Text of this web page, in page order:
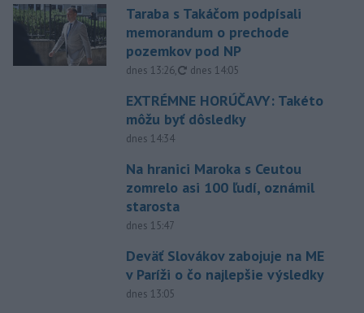
Taraba s Takáčom podpísali
memorandum o prechode
pozemkov pod NP
dnes 13:26, aktualizované
dnes 14:05
EXTRÉMNE HORÚČAVY: Takéto
môžu byť dôsledky
dnes 14:34
Na hranici Maroka s Ceutou
zomrelo asi 100 ľudí, oznámil
starosta
dnes 15:47
Deväť Slovákov zabojuje na ME
v Paríži o čo najlepšie výsledky
dnes 13:05